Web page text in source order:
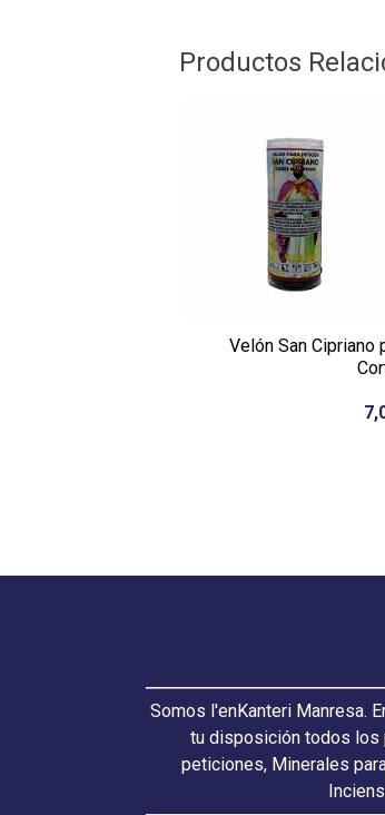
Productos
Velón San Cipriano
Somos l'enKanteri Manresa.
tu disposición todos los
peticiones, Minerales